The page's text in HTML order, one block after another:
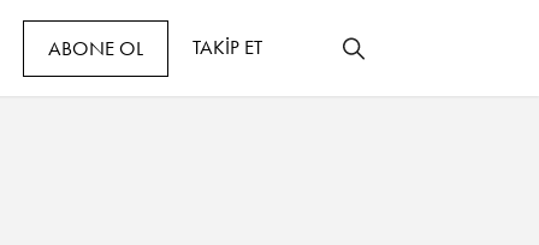
ABONE OL TAKİP ET